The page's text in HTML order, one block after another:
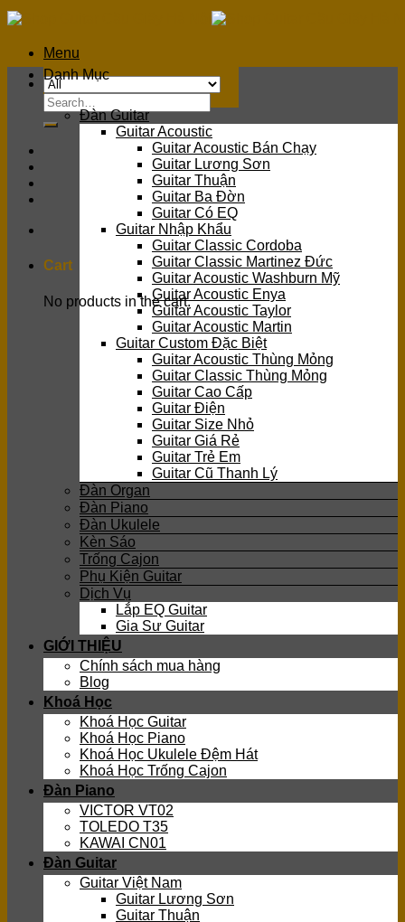
Skip
to
contentMenu
Search
for:
Cart
No products in the cart.
Danh Mục
Đàn Guitar
Guitar Acoustic
Guitar Acoustic Bán Chạy
Guitar Lương Sơn
Guitar Thuận
Guitar Ba Đờn
Guitar Có EQ
Guitar Nhập Khẩu
Guitar Classic Cordoba
Guitar Classic Martinez Đức
Guitar Acoustic Washburn Mỹ
Guitar Acoustic Enya
Guitar Acoustic Taylor
Guitar Acoustic Martin
Guitar Custom Đặc Biệt
Guitar Acoustic Thùng Mỏng
Guitar Classic Thùng Mỏng
Guitar Cao Cấp
Guitar Điện
Guitar Size Nhỏ
Guitar Giá Rẻ
Guitar Trẻ Em
Guitar Cũ Thanh Lý
Đàn Organ
Đàn Piano
Đàn Ukulele
Kèn Sáo
Trống Cajon
Phụ Kiện Guitar
Dịch Vụ
Lắp EQ Guitar
Gia Sư Guitar
GIỚI THIỆU
Chính sách mua hàng
Blog
Khoá Học
Khoá Học Guitar
Khoá Học Piano
Khoá Học Ukulele Đệm Hát
Khoá Học Trống Cajon
Đàn Piano
VICTOR VT02
TOLEDO T35
KAWAI CN01
Đàn Guitar
Guitar Việt Nam
Guitar Lương Sơn
Guitar Thuận